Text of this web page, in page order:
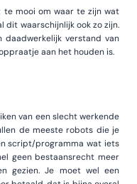
te mooi om waar te zijn wat
dit waarschijnlijk ook zo zijn.
daadwerkelijk verstand van
aan het houden is.
van een slecht werkende
de meeste robots die je
script/programma wat iets
geen bestaansrecht meer
gezien. Je moet wel een